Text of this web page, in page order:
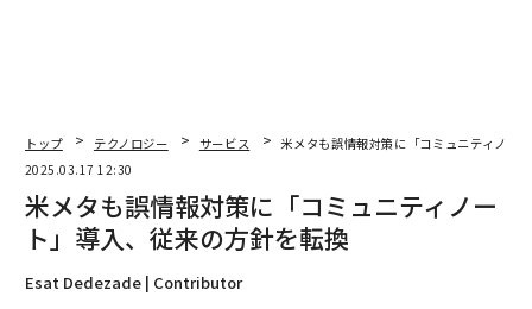
トップ テクノロジー サービス
米メタも誤情報対策に「コミュニティノー
2025.03.17 12:30
米メタも誤情報対策に「コミュニティノー
ト」導入、従来の方針を転換
Esat Dedezade | Contributor